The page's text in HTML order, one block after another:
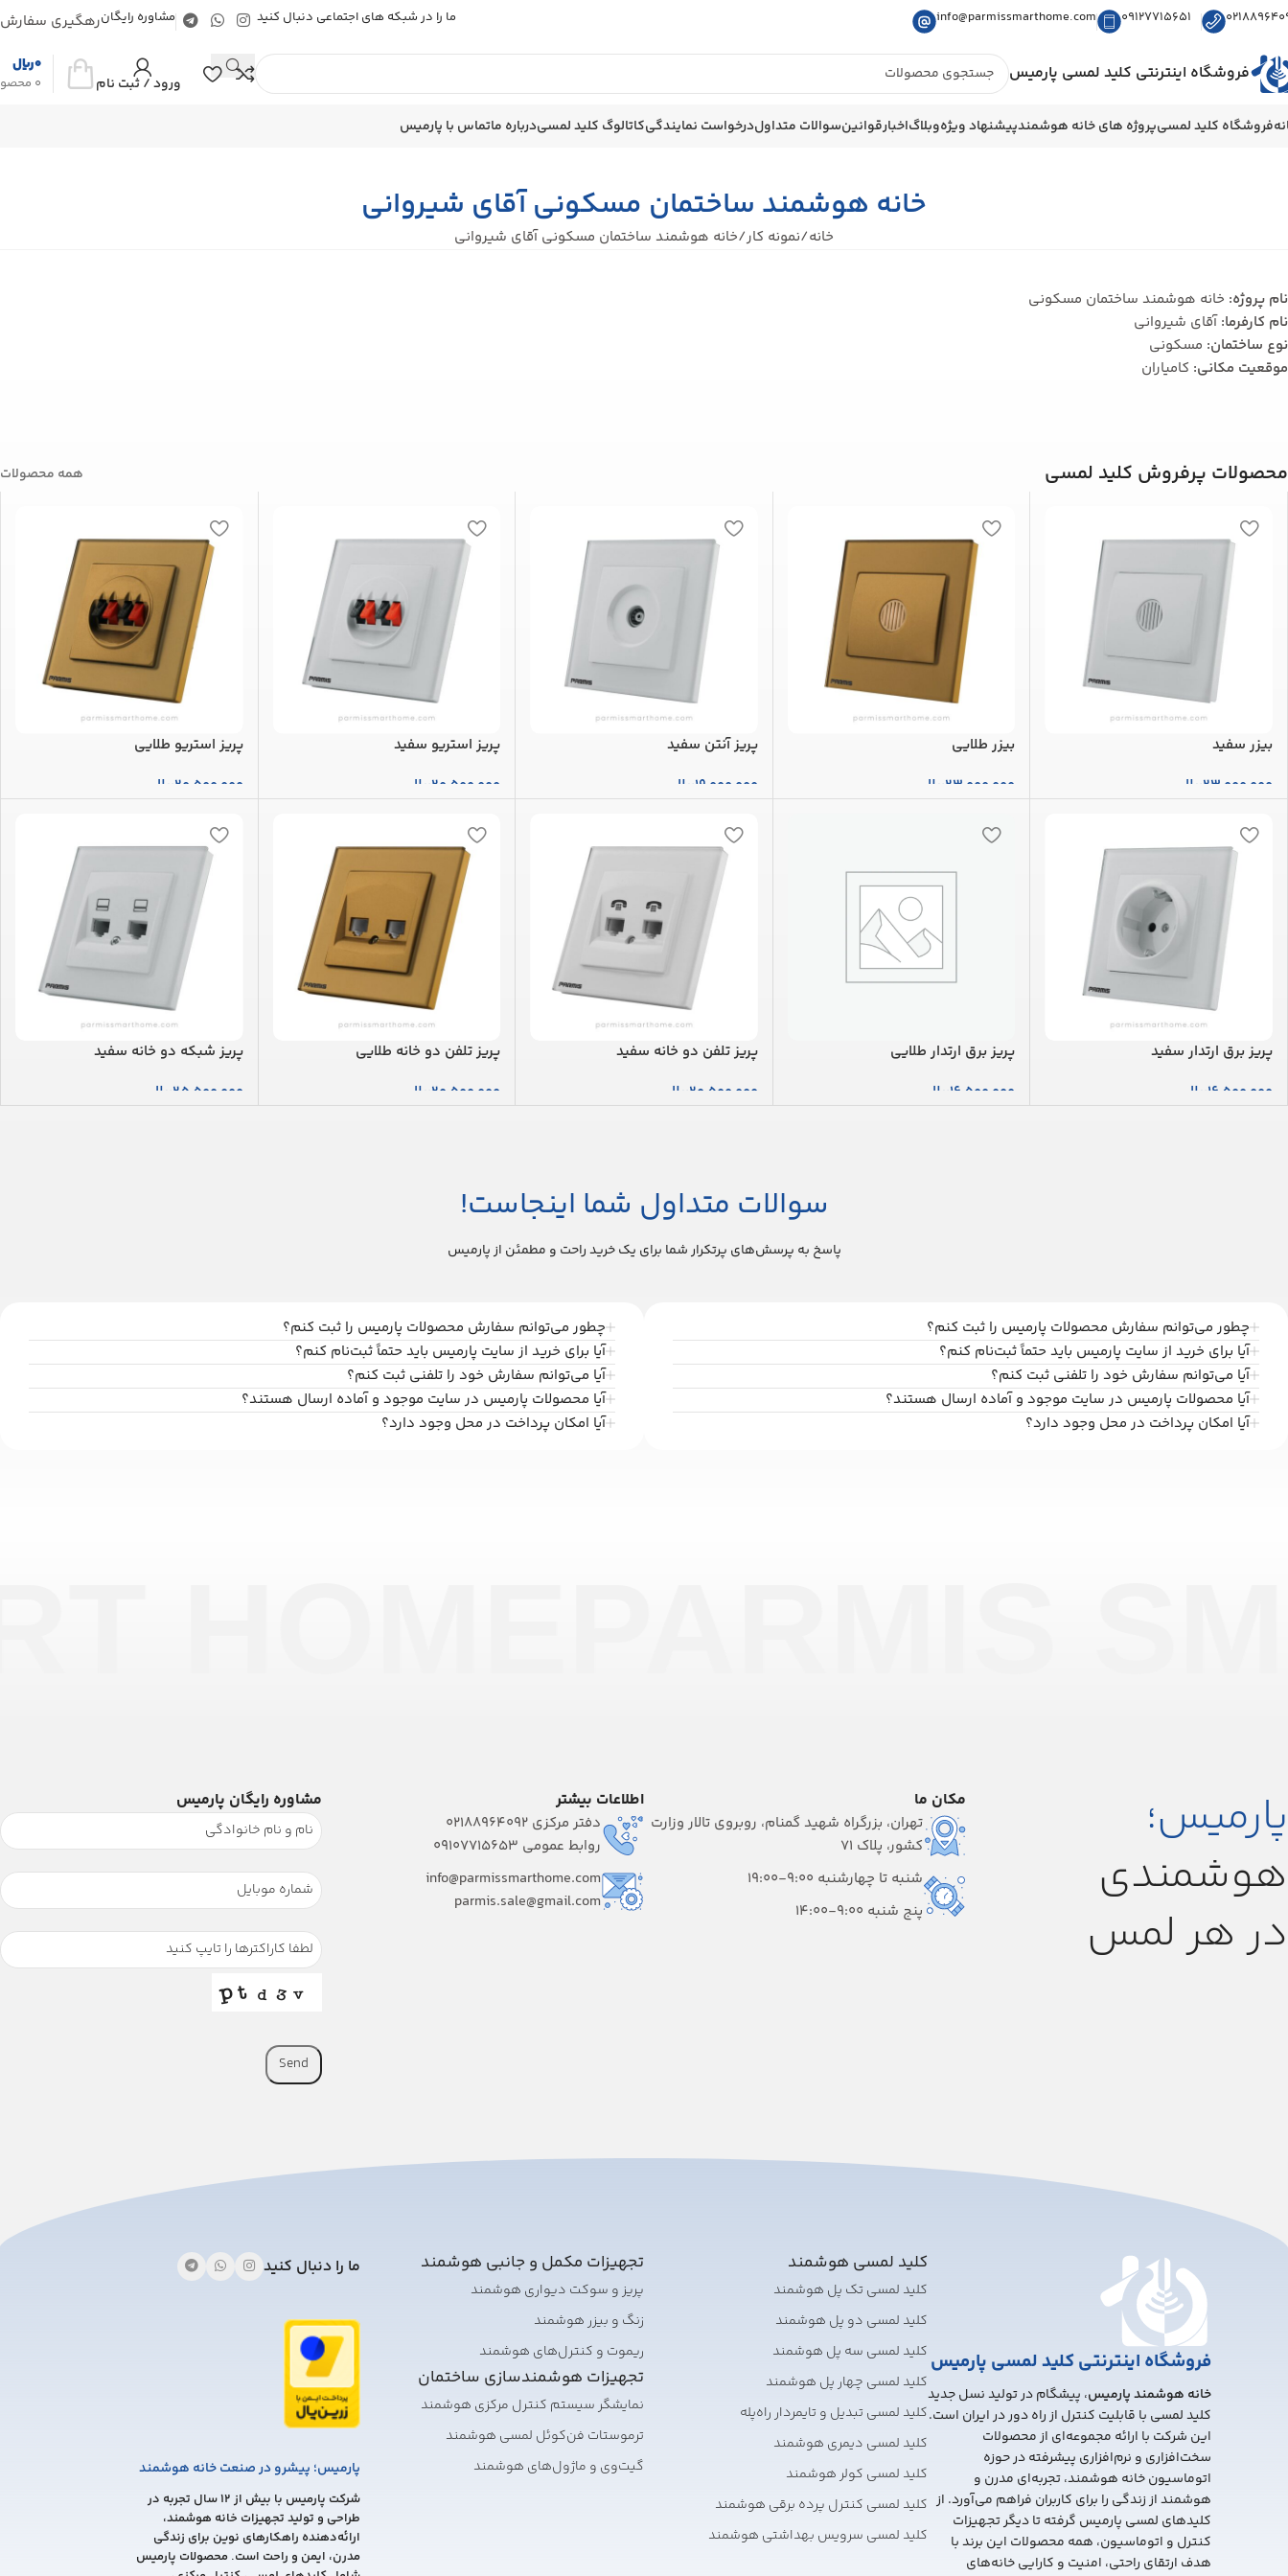
09127715651
info@parmissmarthome.com ما را در شبکه های اجتماعی دنبال کنید مشاوره رایگانرهگیری سفارش
فروشگاه اینترنتی کلید لمسی پارمیس ورود / ثبت نام 0
0ریال
فروشگاه کلید لمسیپروژه های خانه هوشمندپیشنهاد ویژهوبلاگاخبارقوانینسوالات متداولدرخواست نمایندگیکاتالوگ کلید لمسیدرباره ماتماس با پارمیس
خانه هوشمند ساختمان مسکونی آقای شیروانی
خانه نمونه کار خانه هوشمند ساختمان مسکونی آقای شیروانی
نام پروژه: خانه هوشمند ساختمان مسکونی
نام کارفرما:آقای شیروانی
نوع ساختمان: مسکونی
موقعیت مکانی: کامیاران
محصولات پرفروش کلید لمسی همه محصولات
بیزر سفید
23,000,000 ریال
بیزر طلایی
23,000,000 ریال
پریز آنتن سفید
19,000,000 ریال
پریز استریو سفید
20,500,000 ریال
پریز استریو طلایی
20,500,000 ریال
پریز برق ارتدار سفید
16,500,000 ریال
پریز برق ارتدار طلایی
16,500,000 ریال
پریز تلفن دو خانه سفید
20,500,000 ریال
پریز تلفن دو خانه طلایی
20,500,000 ریال
پریز شبکه دو خانه سفید
25,500,000 ریال
سوالات متداول شما اینجاست!
پاسخ به پرسش‌های پرتکرار شما برای یک خرید راحت و مطمئن از پارمیس
چطور می‌توانم سفارش محصولات پارمیس را ثبت کنم؟
آیا برای خرید از سایت پارمیس باید حتماً ثبت‌نام کنم؟
آیا می‌توانم سفارش خود را تلفنی ثبت کنم؟
آیا محصولات پارمیس در سایت موجود و آماده ارسال هستند؟
آیا امکان پرداخت در محل وجود دارد؟
چطور می‌توانم سفارش محصولات پارمیس را ثبت کنم؟
آیا برای خرید از سایت پارمیس باید حتماً ثبت‌نام کنم؟
آیا می‌توانم سفارش خود را تلفنی ثبت کنم؟
آیا محصولات پارمیس در سایت موجود و آماده ارسال هستند؟
آیا امکان پرداخت در محل وجود دارد؟
پارمیس؛
هوشمندی
در هر لمس
مکان ما
تهران، بزرگراه شهید گمنام، روبروی تالار وزارت
کشور، پلاک ۷۱
شنبه تا چهارشنبه 9:00-19:00
پنج شنبه 9:00-14:00
اطلاعات بیشتر
دفتر مرکزی 02188964092
روابط عمومی 09107715653
info@parmissmarthome.com
parmis.sale@gmail.com
مشاوره رایگان پارمیس
Send
be
فروشگاه اینترنتی کلید لمسی پارمیس
خانه هوشمند پارمیس، پیشگام در تولید نسل جدید
کلید لمسی با قابلیت کنترل از راه دور در ایران است.
این شرکت با ارائه مجموعه‌ای از محصولات
سخت‌افزاری و نرم‌افزاری پیشرفته در حوزه
اتوماسیون خانه هوشمند، تجربه‌ای مدرن و
هوشمند از زندگی را برای کاربران فراهم می‌آورد. از
کلیدهای لمسی پارمیس گرفته تا دیگر تجهیزات
کنترل و اتوماسیون، همه محصولات این برند با
هدف ارتقای راحتی، امنیت و کارایی خانه‌های
کلید لمسی هوشمند
کلید لمسی تک پل هوشمند
کلید لمسی دو پل هوشمند
کلید لمسی سه پل هوشمند
کلید لمسی چهار پل هوشمند
کلید لمسی تبدیل و تایمر‌دار راه‌پله
کلید لمسی دیمری هوشمند
کلید لمسی کولر هوشمند
کلید لمسی کنترل پرده برقی هوشمند
کلید لمسی سرویس بهداشتی هوشمند
تجهیزات مکمل و جانبی هوشمند
پریز و سوکت دیواری هوشمند
زنگ و بیزر هوشمند
ریموت و کنترل‌های هوشمند
تجهیزات هوشمندسازی ساختمان
نمایشگر سیستم کنترل مرکزی هوشمند
ترموستات فن‌کوئل لمسی هوشمند
گیت‌وی و ماژول‌های هوشمند
ما را دنبال کنید
پارمیس؛ پیشرو در صنعت خانه هوشمند
شرکت پارمیس با بیش از 12 سال تجربه در
طراحی و تولید تجهیزات خانه هوشمند،
ارائه‌دهنده راهکارهای نوین برای زندگی
مدرن، ایمن و راحت است. محصولات پارمیس